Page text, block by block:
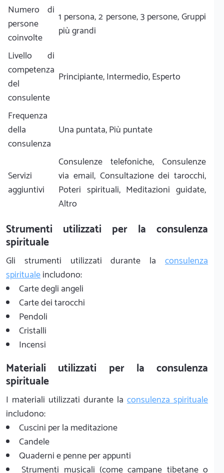
Numero di
persone
coinvolte
1 persona, 2 persone, 3 persone, Gruppi
più grandi
Livello di
competenza
del
consulente
Principiante, Intermedio, Esperto
Frequenza
della
consulenza
Una puntata, Più puntate
Servizi
aggiuntivi
Consulenze telefoniche, Consulenze
via email, Consultazione dei tarocchi,
Poteri spirituali, Meditazioni guidate,
Altro
Strumenti utilizzati per la consulenza
spirituale
Gli strumenti utilizzati durante la consulenza
spiritualeincludono:
Carte degli angeli
Carte dei tarocchi
Pendoli
Cristalli
Incensi
Materiali utilizzati per la consulenza
spirituale
I materiali utilizzati durante la consulenza spirituale
includono:
Cuscini per la meditazione
Candele
Quaderni e penne per appunti
Strumenti musicali (come campane tibetane o